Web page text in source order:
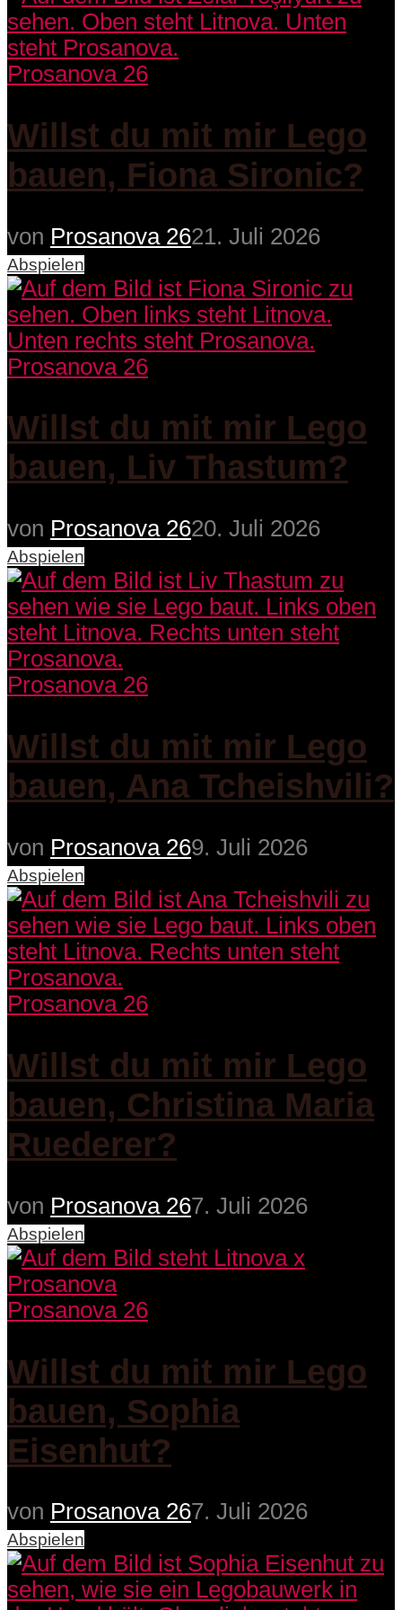
Prosanova 26
Willst du mit mir Lego
bauen, Fiona Sironic?
von Prosanova 2621. Juli 2026
Abspielen
Prosanova 26
Willst du mit mir Lego
bauen, Liv Thastum?
von Prosanova 2620. Juli 2026
Abspielen
Prosanova 26
Willst du mit mir Lego
bauen, Ana Tcheishvili?
von Prosanova 269. Juli 2026
Abspielen
Prosanova 26
Willst du mit mir Lego
bauen, Christina Maria
Ruederer?
von Prosanova 267. Juli 2026
Abspielen
Prosanova 26
Willst du mit mir Lego
bauen, Sophia
Eisenhut?
von Prosanova 267. Juli 2026
Abspielen